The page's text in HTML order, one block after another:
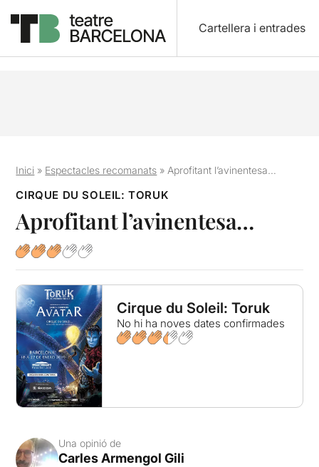
Cartellera i entrades
Inici » Espectacles recomanats » Aprofitant l’avinentesa…
CIRQUE DU SOLEIL: TORUK
Aprofitant l’avinentesa…
Cirque du Soleil: Toruk
No hi ha noves dates confirmades
Una opinió de
Carles Armengol Gili